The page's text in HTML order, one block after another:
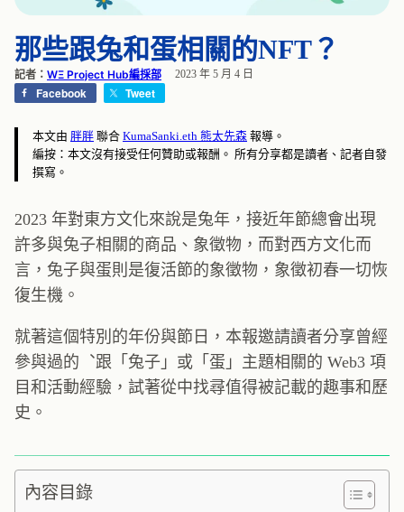
那些跟兔和蛋相關的NFT？
記者： WΞ Project Hub編採部 2023 年 5 月 4 日
Facebook Tweet
本文由 胖胖 聯合 KumaSanki.eth 熊太先森 報導。
編按：本文沒有接受任何贊助或報酬。 所有分享都是讀者、記者自發
撰寫。
2023 年對東方文化來說是兔年，接近年節總會出現
許多與兔子相關的商品、象徵物，而對西方文化而
言，兔子與蛋則是復活節的象徵物，象徵初春一切恢
復生機。
就著這個特別的年份與節日，本報邀請讀者分享曾經
參與過的︑跟「兔子」或「蛋」主題相關的 Web3 項
目和活動經驗，試著從中找尋值得被記載的趣事和歷
史。
內容目錄